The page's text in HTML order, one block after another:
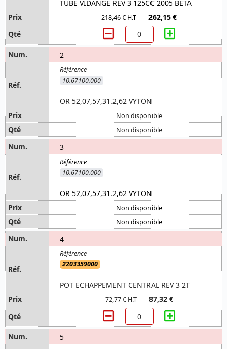
TUBE VIDANGE REV 3 125CC 2005 BETA
218,46 € H.T 262,15 €
2
10.67100.000
OR 52,07,57,31.2,62 VYTON
Non disponible
Non disponible
3
10.67100.000
OR 52,07,57,31.2,62 VYTON
Non disponible
Non disponible
4
2203359000
POT ECHAPPEMENT CENTRAL REV 3 2T
72,77 € H.T 87,32 €
5